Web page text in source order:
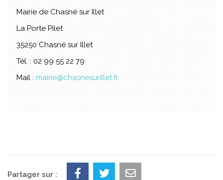
Mairie de Chasné sur Illet
La Porte Pilet
35250 Chasné sur Illet
Tél. : 02 99 55 22 79
Mail : mairie@chasnesurillet.fr
Partager sur :